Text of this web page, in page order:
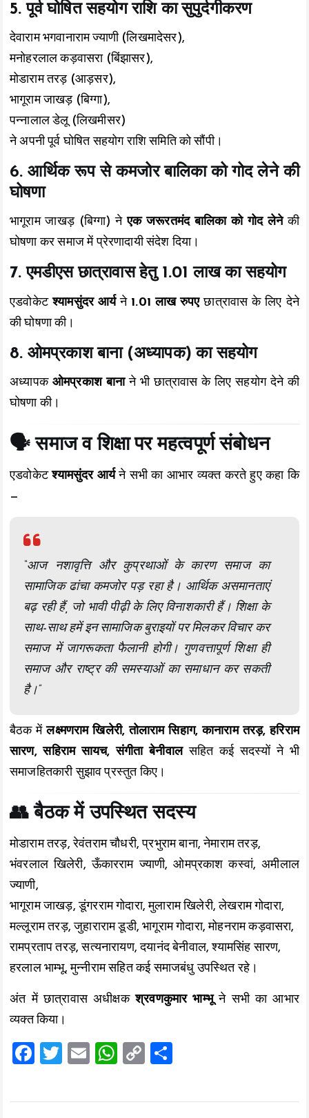
5. पूर्व घोषित सहयोग राशि का सुपुर्दगीकरण
देवाराम भगवानाराम ज्याणी (लिखमादेसर),
मनोहरलाल कड़वासरा (बिंझासर),
मोडाराम तरड़ (आड़सर),
भागूराम जाखड़ (बिग्गा),
पन्नालाल डेलू (लिखमीसर)
ने अपनी पूर्व घोषित सहयोग राशि समिति को सौंपी।
6. आर्थिक रूप से कमजोर बालिका को गोद लेने की
घोषणा
भागूराम जाखड़ (बिग्गा) नेएक जरूरतमंद बालिका को गोद लेनेकी
घोषणा कर समाज में प्रेरणादायी संदेश दिया।
7. एमडीएस छात्रावास हेतु 1.01 लाख का सहयोग
एडवोकेटश्यामसुंदर आर्यने 1.01 लाख रुपएछात्रावास के लिए देने
की घोषणा की।
8. ओमप्रकाश बाना (अध्यापक) का सहयोग
अध्यापक ओमप्रकाश बानाने भी छात्रावास के लिए सहयोग देने की
घोषणा की।
🗣️ समाज व शिक्षा पर महत्वपूर्ण संबोधन
एडवोकेटश्यामसुंदर आर्यने सभी का आभार व्यक्त करते हुए कहा कि
—
“आज नशावृत्ति और कुप्रथाओं के कारण समाज का
सामाजिक ढांचा कमजोर पड़ रहा है। आर्थिक असमानताएं
बढ़ रही हैं, जो भावी पीढ़ी के लिए विनाशकारी हैं। शिक्षा के
साथ-साथ हमें इन सामाजिक बुराइयों पर मिलकर विचार कर
समाज में जागरूकता फैलानी होगी। गुणवत्तापूर्ण शिक्षा ही
समाज और राष्ट्र की समस्याओं का समाधान कर सकती
है।”
बैठक मेंलक्ष्मणराम खिलेरी, तोलाराम सिहाग, कानाराम तरड़, हरिराम
सारण, सहिराम सायच, संगीता बेनीवालसहित कई सदस्यों ने भी
समाजहितकारी सुझाव प्रस्तुत किए।
👥 बैठक में उपस्थित सदस्य
मोडाराम तरड़, रेवंतराम चौधरी, प्रभुराम बाना, नेमाराम तरड़,
भंवरलाल खिलेरी, ऊँकारराम ज्याणी, ओमप्रकाश कस्वां, अमीलाल
ज्याणी,
भागूराम जाखड़, डूंगरराम गोदारा, मुलाराम खिलेरी, लेखराम गोदारा,
मल्लूराम तरड़, जुहाराराम डूडी, भागूराम गोदारा, मोहनराम कड़वासरा,
रामप्रताप तरड़, सत्यनारायण, दयानंद बेनीवाल, श्यामसिंह सारण,
हरलाल भाम्भू, मुन्नीराम सहित कई समाजबंधु उपस्थित रहे।
अंत में छात्रावास अधीक्षकश्रवणकुमार भाम्भूने सभी का आभार
व्यक्त किया।
F
ce
T
tt
E
ai
W
at
C
p
a